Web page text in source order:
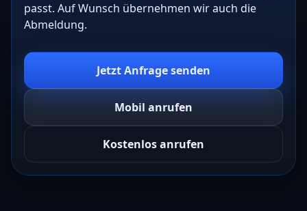
passt. Auf Wunsch übernehmen wir auch die
Abmeldung.
Jetzt Anfrage senden
Mobil anrufen
Kostenlos anrufen